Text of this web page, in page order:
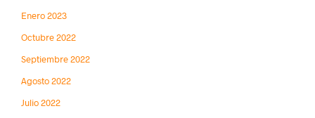
Enero 2023
Octubre 2022
Septiembre 2022
Agosto 2022
Julio 2022